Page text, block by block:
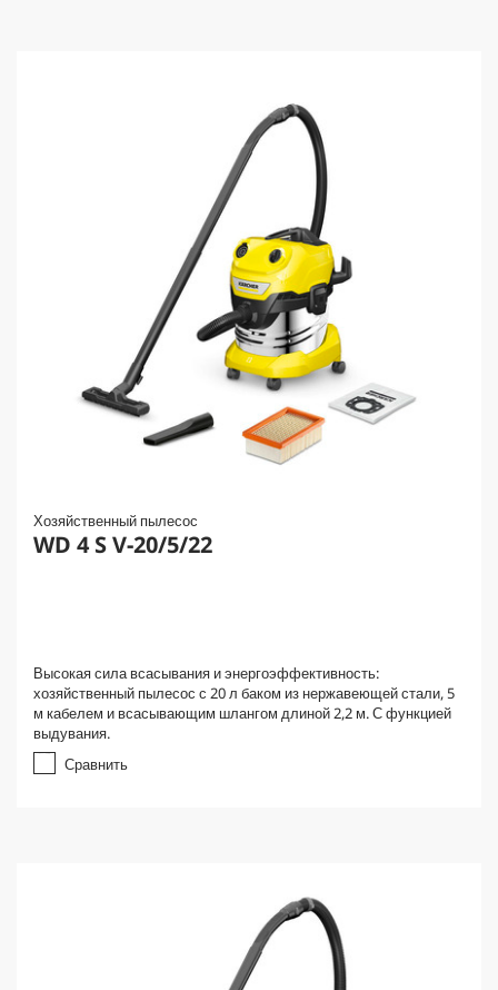
Хозяйственный пылесос
WD 4 S V-20/5/22
Высокая сила всасывания и энергоэффективность:
хозяйственный пылесос с 20 л баком из нержавеющей стали, 5
м кабелем и всасывающим шлангом длиной 2,2 м. С функцией
выдувания.
Сравнить